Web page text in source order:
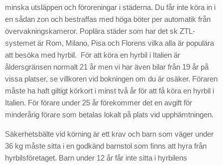
minska utsläppen och föroreningar i städerna. Du får inte köra in i
en sådan zon och bestraffas med höga böter per automatik från
övervakningskameror. Poplära städer som har det sk ZTL-
systemet är Rom, Milano, Pisa och Florens vilka alla är populära
att besöka med hyrbil. För att köra en hyrbil i Italien är
åldersgränsen normalt 21 år men vi har även bilar från 19 år på
vissa platser, se villkoren vid bokningen om du är osäker. Föraren
måste ha haft giltigt körkort i minst två år för att få köra en hyrbil i
Italien. För förare under 25 år förekommer det en avgift för
minderårig förare som betalas lokalt på plats vid upphämtningen.
Säkerhetsbälte vid körning är ett krav och barn som väger under
36 kg måste sitta i en godkänd barnstol som finns att hyra från
hyrbilsföretaget. Barn under 12 år får inte sitta i hyrbilens